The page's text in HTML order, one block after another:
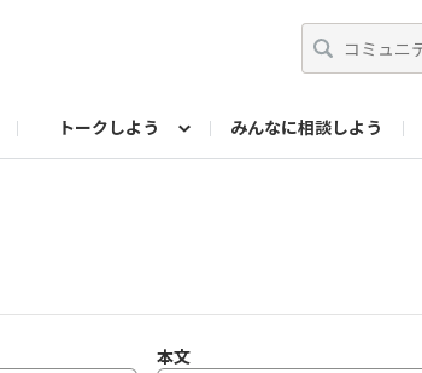
トークしよう みんなに相談しよう
本文